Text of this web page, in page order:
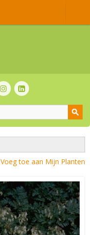
Voeg toe aan Mijn Planten